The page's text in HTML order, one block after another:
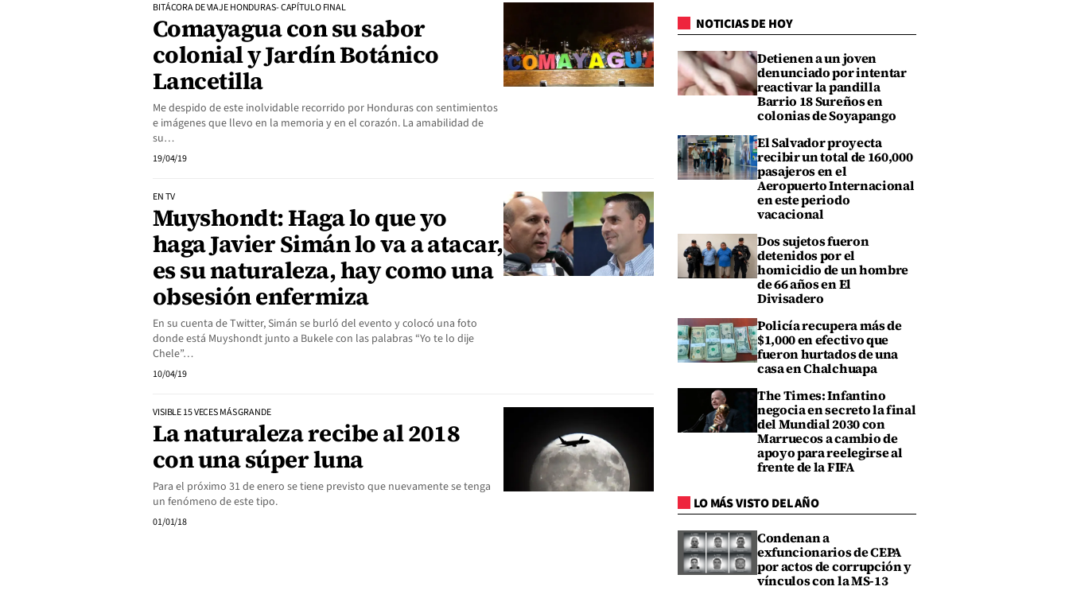
BITÁCORA DE VIAJE HONDURAS- CAPÍTULO FINAL
Comayagua con su sabor
colonial y Jardín Botánico
Lancetilla
Me despido de este inolvidable recorrido por Honduras con sentimientos
e imágenes que llevo en la memoria y en el corazón. La amabilidad de
su…
19/04/19
EN TV
Muyshondt: Haga lo que yo
haga Javier Simán lo va a atacar,
es su naturaleza, hay como una
obsesión enfermiza
En su cuenta de Twitter, Simán se burló del evento y colocó una foto
donde está Muyshondt junto a Bukele con las palabras “Yo te lo dije
Chele”…
10/04/19
VISIBLE 15 VECES MÁS GRANDE
La naturaleza recibe al 2018
con una súper luna
Para el próximo 31 de enero se tiene previsto que nuevamente se tenga
un fenómeno de este tipo.
01/01/18
NOTICIAS DE HOY
Detienen a un joven
denunciado por intentar
reactivar la pandilla
Barrio 18 Sureños en
colonias de Soyapango
El Salvador proyecta
recibir un total de 160,000
pasajeros en el
Aeropuerto Internacional
en este periodo
vacacional
Dos sujetos fueron
detenidos por el
homicidio de un hombre
de 66 años en El
Divisadero
Policía recupera más de
$1,000 en efectivo que
fueron hurtados de una
casa en Chalchuapa
The Times: Infantino
negocia en secreto la final
del Mundial 2030 con
Marruecos a cambio de
apoyo para reelegirse al
frente de la FIFA
LO MÁS VISTO DEL AÑO
Condenan a
exfuncionarios de CEPA
por actos de corrupción y
vínculos con la MS-13